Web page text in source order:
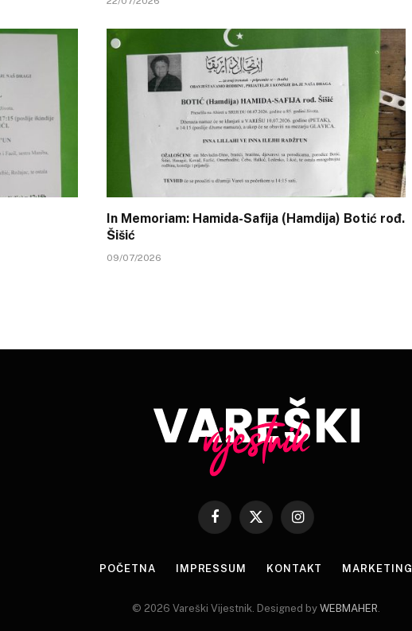
In Memoriam: Hamida-Safija (Hamdija) Botić rođ.
Šišić
09/07/2026
Facebook
X
Instagram
POČETNA IMPRESSUM KONTAKT MARKETING
© 2026 Vareški Vijestnik. Designed by WEBMAHER